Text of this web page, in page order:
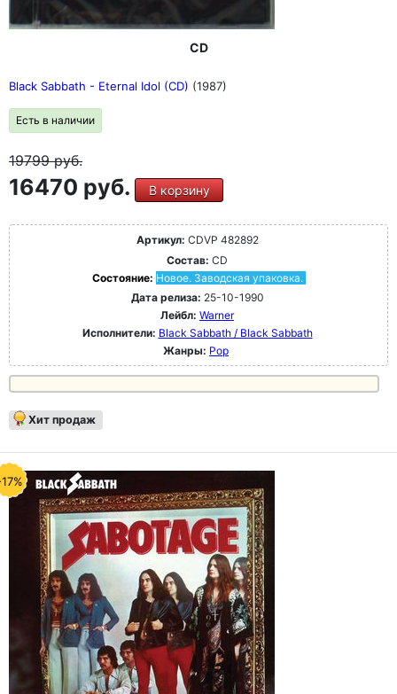
CD
Black Sabbath - Eternal Idol (CD) (1987)
Есть в наличии
19799руб.
16470 руб. В корзину
Артикул: CDVP 482892
Состав: CD
Состояние: Новое. Заводская упаковка.
Дата релиза: 25-10-1990
Лейбл: Warner
Исполнители: Black Sabbath / Black Sabbath
Жанры: Pop
Хит продаж